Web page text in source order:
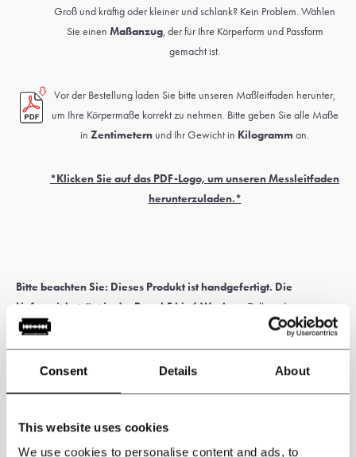
Consent Details About
This website uses cookies
We use cookies to personalise content and ads, to
Groß und kräftig oder kleiner und schlank? Kein Problem. Wählen
Sie einen Maßanzug, der für Ihre Körperform und Passform
gemacht ist.
Vor der Bestellung laden Sie bitte unseren Maßleitfaden herunter,
um Ihre Körpermaße korrekt zu nehmen. Bitte geben Sie alle Maße
in Zentimetern und Ihr Gewicht in Kilogramm an.
*Klicken Sie auf das PDF-Logo, um unseren Messleitfaden
herunterzuladen.*
Bitte beachten Sie: Dieses Produkt ist handgefertigt. Die
Lieferzeit beträgt in der Regel 5 bis 6 Wochen.
Zoll- und
Einfuhrabgaben können anfallen und liegen in der alleinigen
Verantwortung des Kunden.
* Sonderanfertigungen können nicht umgetauscht oder zurückgegeben
erhalten. Wenn Sie sich diesbezüglich nicht sicher sind, lassen Sie sich von
einem Schneider oder Reiseschneider ausmessen.